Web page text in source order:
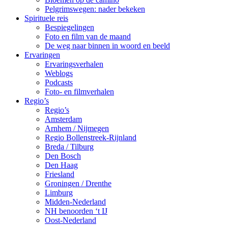
Pelgrimswegen: nader bekeken
Spirituele reis
Bespiegelingen
Foto en film van de maand
De weg naar binnen in woord en beeld
Ervaringen
Ervaringsverhalen
Weblogs
Podcasts
Foto- en filmverhalen
Regio’s
Regio’s
Amsterdam
Arnhem / Nijmegen
Regio Bollenstreek-Rijnland
Breda / Tilburg
Den Bosch
Den Haag
Friesland
Groningen / Drenthe
Limburg
Midden-Nederland
NH benoorden ‘t IJ
Oost-Nederland